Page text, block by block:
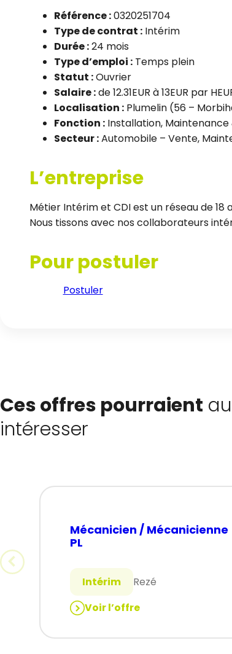
Référence :0320251704
Type de contrat : Intérim
Durée :24 mois
Type d’emploi : Temps plein
Statut :Ouvrier
Salaire :de 12.31EUR à 13EUR par
Localisation : Plumelin (56 –
Fonction : Installation,
Secteur :Automobile – Vente,
L’entreprise
Métier Intérim et CDI est un réseau de 18
Nous tissons avec nos collaborateurs
Pour postuler
Postuler
Ces offres pourraient
intéresser
Mécanicien / Mécanicienne
PL
Intérim
Rezé
Voir l’offre
: